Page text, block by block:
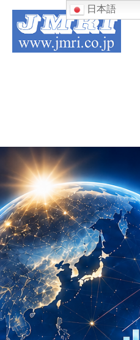
日本語